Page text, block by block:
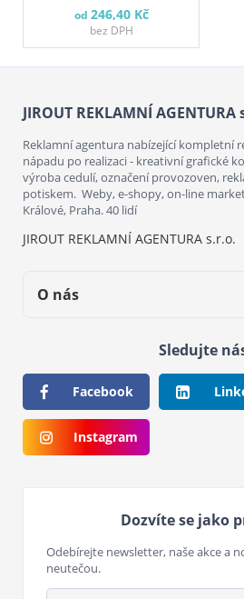
od 246,40 Kč
bez DPH
JIROUT REKLAMNÍ AGENTURA
Reklamní agentura nabízející kompletní
nápadu po realizaci - kreativní grafické
výroba cedulí, označení provozoven,
potiskem. Weby, e-shopy, on-line
Králové, Praha. 40 lidí
JIROUT REKLAMNÍ AGENTURA s.r.o.
O nás
Sledujte
Facebook
Instagram
Dozvíte se jako
Odebírejte newsletter, naše akce a
neutečou.